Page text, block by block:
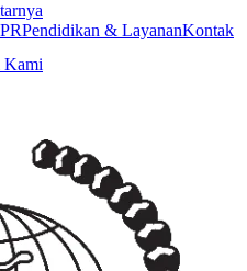
Pendidikan & LayananKontak
Kami